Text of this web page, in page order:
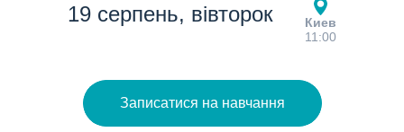
19 серпень, вівторок
Киев
11:00
Записатися на навчання